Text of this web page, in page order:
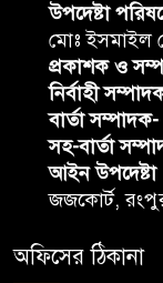
উপদেষ্টা
মোঃ ইসমাইল
প্রকাশক ও
নির্বাহী
বার্তা সম্পাদক-
সহ-বার্তা
আইন উপদেষ্টা
জজকোর্ট,
অফিসের ঠিকানা